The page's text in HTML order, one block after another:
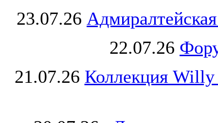
23.07.26
22.07.26
21.07.26 Коллекция Willy